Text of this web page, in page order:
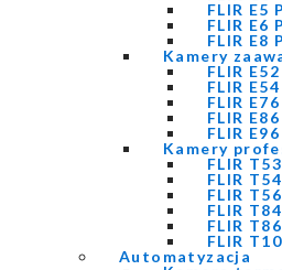
FLIR E5
FLIR E6
FLIR E8
Kamery
FLIR E52
FLIR E54
FLIR E76
FLIR E86
FLIR E96
Kamery
FLIR
FLIR
FLIR
FLIR
FLIR
FLIR
Automatyzacja